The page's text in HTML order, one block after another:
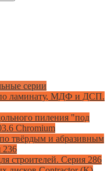
серии
ламинату, МДФ и ДСП.
пиления "под
Chromium
твёрдым и абразивным
236
строителей. Серия 286